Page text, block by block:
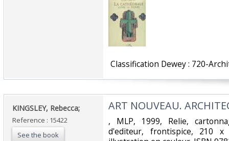
Classification Dewey : 720-
‎KINGSLEY, Rebecca;‎
Reference : 15422
See the book
‎ART NOUVEAU.
‎, MLP, 1999, Relie,
d'editeur, frontispice, 210